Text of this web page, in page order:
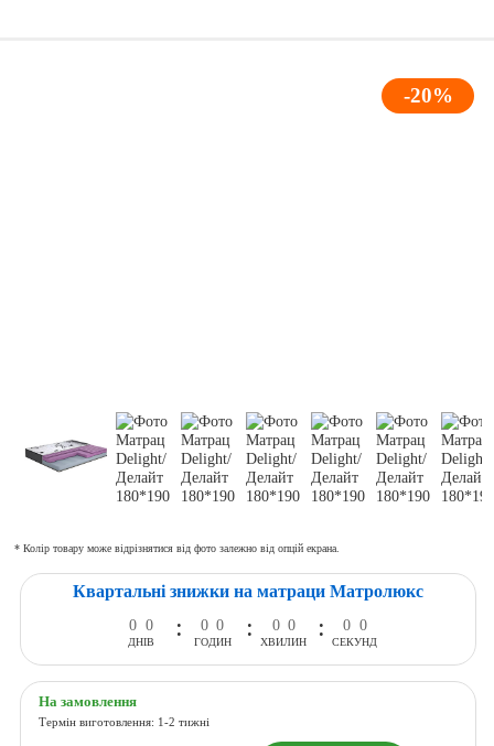
-20%
* Колір товару може відрізнятися від фото залежно від опцій екрана.
Квартальні знижки на матраци Матролюкс
0 0
ДНІВ
: 0 0
ГОДИН
: 0 0
ХВИЛИН
: 0 0
СЕКУНД
На замовлення
Термін виготовлення: 1-2 тижні